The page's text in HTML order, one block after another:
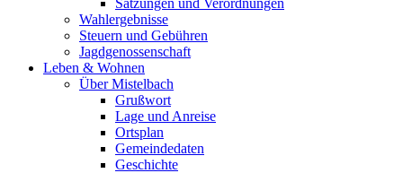
Satzungen und Verordnungen
Wahlergebnisse
Steuern und Gebühren
Jagdgenossenschaft
Leben & Wohnen
Über Mistelbach
Grußwort
Lage und Anreise
Ortsplan
Gemeindedaten
Geschichte